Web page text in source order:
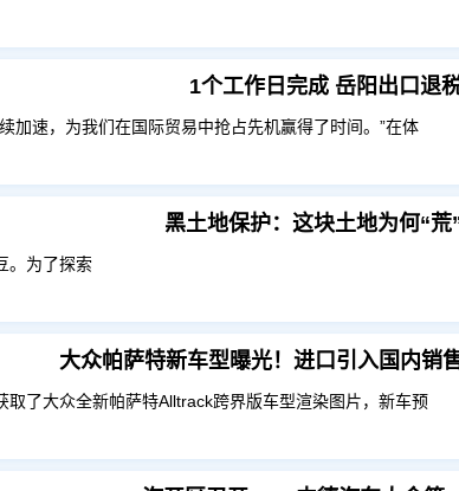
1个工作日完成 岳阳出口退
加速，为我们在国际贸易中抢占先机赢得了时间。”在体
黑土地保护：这块土地为何“荒
。为了探索
大众帕萨特新车型曝光！进口引入国内销
取了大众全新帕萨特Alltrack跨界版车型渲染图片，新车预